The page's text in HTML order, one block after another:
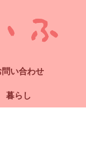
問い合わせ
暮らし